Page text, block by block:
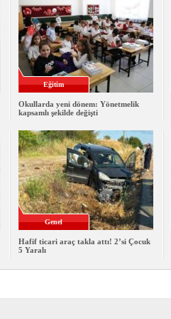
Eğitim
Okullarda yeni dönem: Yönetmelik
kapsamlı şekilde değişti
Genel
Hafif ticari araç takla attı! 2’si Çocuk
5 Yaralı